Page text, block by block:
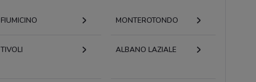
FIUMICINO MONTEROTONDO
TIVOLI ALBANO LAZIALE